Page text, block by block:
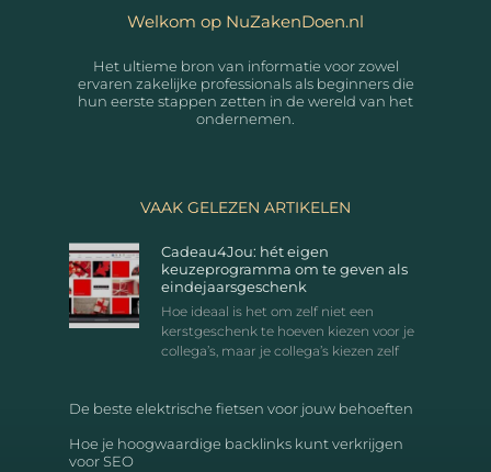
Welkom op NuZakenDoen.nl
Het ultieme bron van informatie voor zowel
ervaren zakelijke professionals als beginners die
hun eerste stappen zetten in de wereld van het
ondernemen.
VAAK GELEZEN ARTIKELEN
Cadeau4Jou: hét eigen
keuzeprogramma om te geven als
eindejaarsgeschenk
Hoe ideaal is het om zelf niet een
kerstgeschenk te hoeven kiezen voor je
collega’s, maar je collega’s kiezen zelf
De beste elektrische fietsen voor jouw behoeften
Hoe je hoogwaardige backlinks kunt verkrijgen
voor SEO